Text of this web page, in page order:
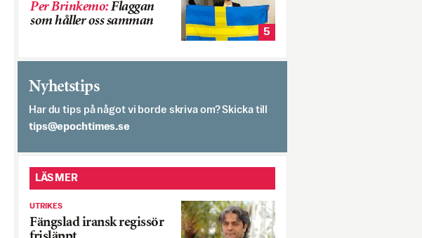
Per Brinkemo:Flaggan
som håller oss samman
5
Nyhetstips
Har du tips på något vi borde skriva om? Skicka till
es.semithcope@spit
LÄS MER
UTRIKES
Fängslad iransk regissör